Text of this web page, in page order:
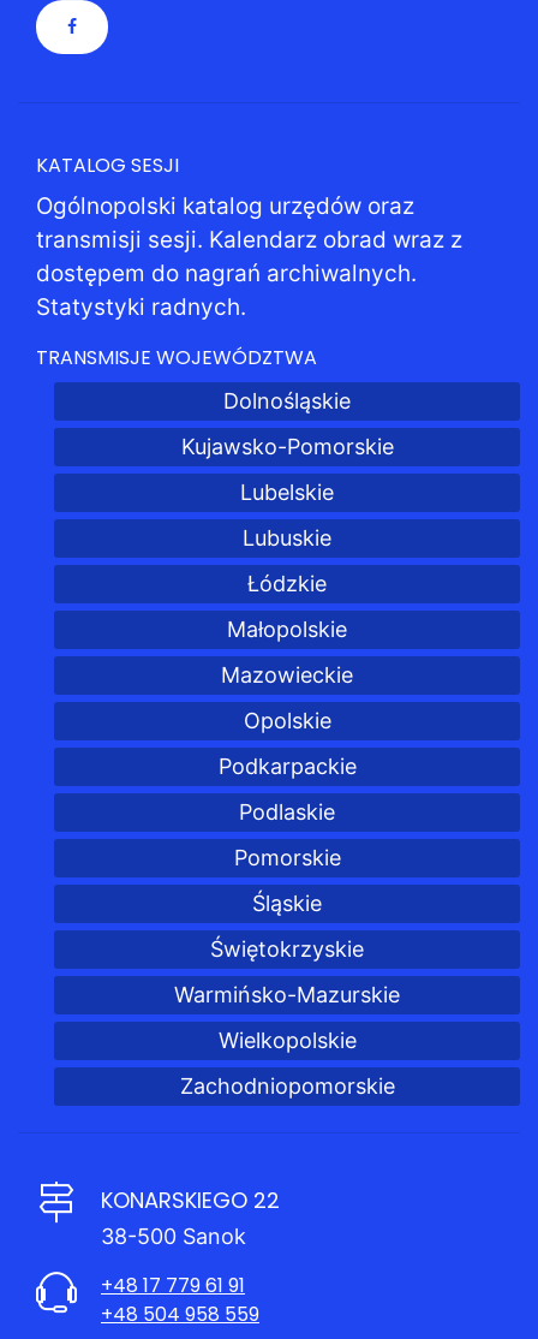
KATALOG SESJI
Ogólnopolski katalog urzędów oraz
transmisji sesji. Kalendarz obrad wraz z
dostępem do nagrań archiwalnych.
Statystyki radnych.
TRANSMISJE WOJEWÓDZTWA
Dolnośląskie
Kujawsko-Pomorskie
Lubelskie
Lubuskie
Łódzkie
Małopolskie
Mazowieckie
Opolskie
Podkarpackie
Podlaskie
Pomorskie
Śląskie
Świętokrzyskie
Warmińsko-Mazurskie
Wielkopolskie
Zachodniopomorskie
KONARSKIEGO 22
38-500 Sanok
+48 17 779 61 91
+48 504 958 559